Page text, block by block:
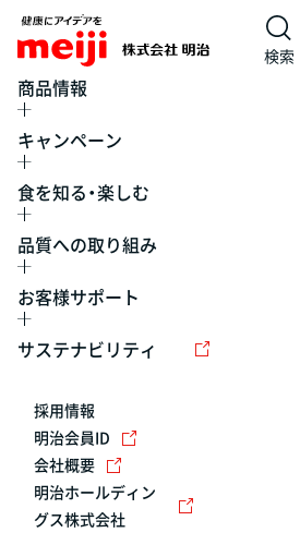
検索
商品情報
キャンペーン
食を知る・楽しむ
品質への取り組み
お客様サポート
サステナビリティ
採用情報
明治会員ID
会社概要
明治ホールディン
グス株式会社